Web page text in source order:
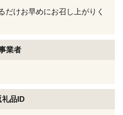
けお早めにお召し上がりく
業者
礼品ID